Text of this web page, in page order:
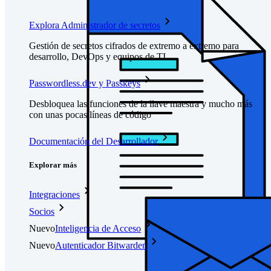
Explora Administrador de secretos
Gestión de secretos cifrados de extremo a extremo para
desarrollo, DevOps y equipos de TI.
Passwordless.dev y Passkeys
Desbloquea las funciones de la llave maestra y mucho más
con unas pocas líneas de código
Documentación del Desarrollador
Explorar más
Integraciones
Socios
NuevoInteligencia de Acceso
NuevoAutenticador Bitwarden